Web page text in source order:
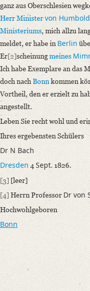
Classification Number:
Number of Pages: 2 S.
Format: 24,8 x 20,6 cm
Incipit: „[1]
Ich nehme mir die
Language
German
Greek
Editors
Bamberg, Claudia
Seidel, Aline
ganz aus Oberschlesien
Herr Ministervon
Ministeriums, mich allzu
meldet, er habe in Berlin
Er[2]scheinungmeines
Ich habe Exemplare an das
doch nach Bonnkommen
Vortheil, den er erzielt zu
angestellt.
Leben Sie recht wohl und
Ihres ergebensten Schülers
Dr N Bach
Dresden 4Sept. 1826.
[3] [leer]
[4]Herrn Professor Dr von
Hochwohlgeboren
Bonn